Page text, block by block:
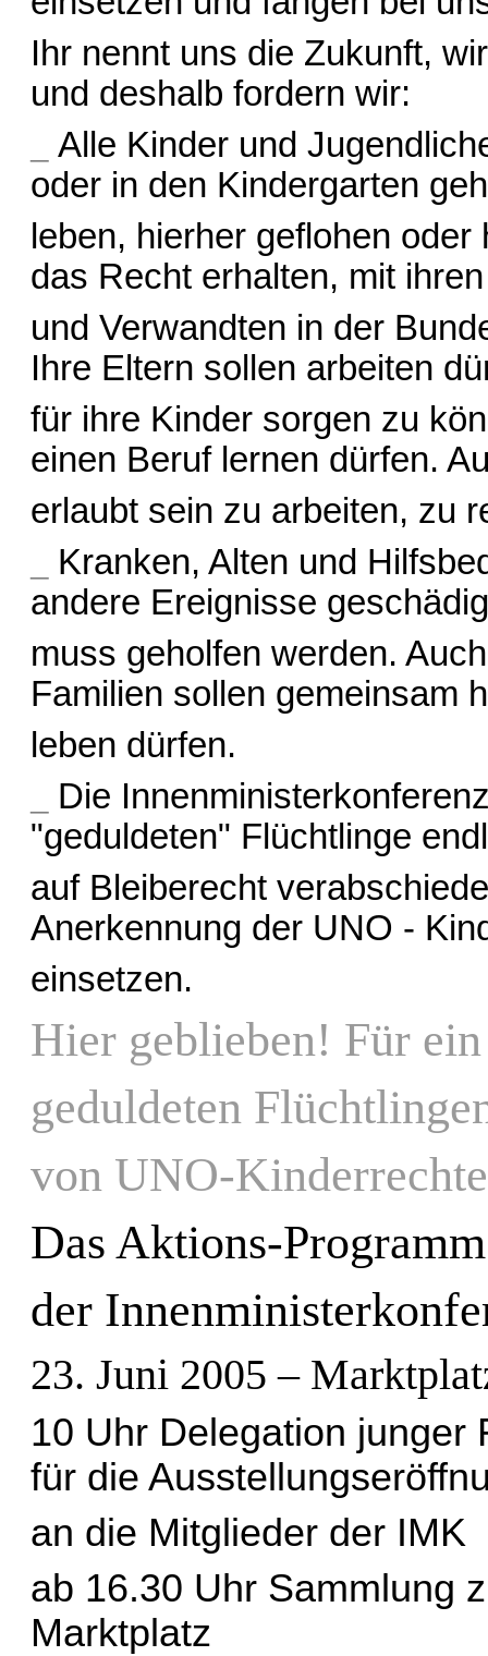
Ihr nennt uns die Zukunft,
und deshalb fordern wir:
Alle Kinder und
oder in den Kindergarten
leben, hierher geflohen
das Recht erhalten, mit
und Verwandten in der
Ihre Eltern sollen arbeiten
für ihre Kinder sorgen zu
einen Beruf lernen dürfen.
erlaubt sein zu arbeiten, zu
Kranken, Alten und
andere Ereignisse
muss geholfen werden.
Familien sollen gemeinsam
leben dürfen.
Die
"geduldeten" Flüchtlinge
auf Bleiberecht
Anerkennung der UNO -
einsetzen.
Hier geblieben! Für
geduldeten
von UNO-
Das Aktions-
der
23. Juni 2005 –
10 Uhr Delegation junger
für die
an die Mitglieder der IMK
ab 16.30 Uhr Sammlung
Marktplatz